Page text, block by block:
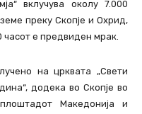
вклучува околу 7.000
преку Скопје и Охрид,
часот е предвиден мрак.
на црквата „Свети
додека во Скопје во
Македонија и